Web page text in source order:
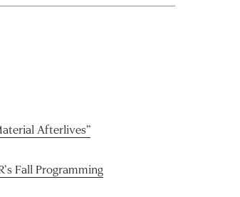
Afterlives”
Fall Programming